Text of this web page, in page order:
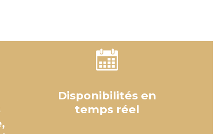
Disponibilités en
temps réel